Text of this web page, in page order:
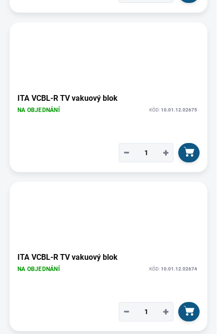
ITA VCBL-R TV vakuový blok
NA OBJEDNÁNÍ KÓD:10.01.12.02675
+
−
ITA VCBL-R TV vakuový blok
NA OBJEDNÁNÍ KÓD:10.01.12.02674
+
−